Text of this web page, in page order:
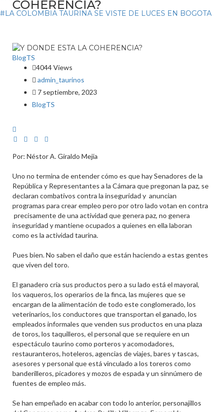
#LA COLOMBIA TAURINA SE VISTE DE LUCES EN BOGOTA
COHERENCIA?
BlogTS
4044 Views
admin_taurinos
7 septiembre, 2023
BlogTS
Por: Néstor A. Giraldo Mejía
Uno no termina de entender cómo es que hay Senadores de la
República y Representantes a la Cámara que pregonan la paz, se
declaran combativos contra la inseguridad y anuncian
programas para crear empleo pero por otro lado votan en contra
precisamente de una actividad que genera paz, no genera
inseguridad y mantiene ocupados a quienes en ella laboran
como es la actividad taurina.
Pues bien. No saben el daño que están haciendo a estas gentes
que viven del toro.
El ganadero cría sus productos pero a su lado está el mayoral,
los vaqueros, los operarios de la finca, las mujeres que se
encargan de la alimentación de todo este conglomerado, los
veterinarios, los conductores que transportan el ganado, los
empleados informales que venden sus productos en una plaza
de toros, los taquilleros, el personal que se requiere en un
espectáculo taurino como porteros y acomodadores,
restauranteros, hoteleros, agencias de viajes, bares y tascas,
asesores y personal que está vinculado a los toreros como
banderilleros, picadores y mozos de espada y un sinnúmero de
fuentes de empleo más.
Se han empeñado en acabar con todo lo anterior, personajillos